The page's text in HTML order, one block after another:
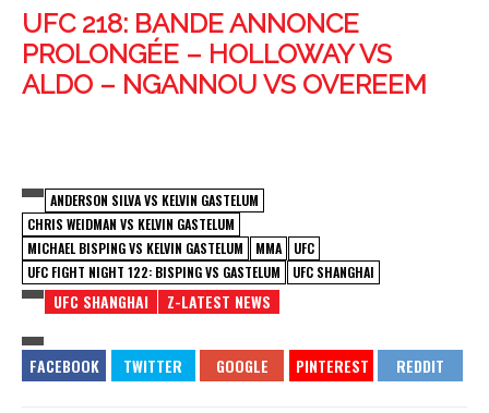
UFC 218: BANDE ANNONCE
PROLONGÉE – HOLLOWAY VS
ALDO – NGANNOU VS OVEREEM
ANDERSON SILVA VS KELVIN GASTELUM
CHRIS WEIDMAN VS KELVIN GASTELUM
MICHAEL BISPING VS KELVIN GASTELUM
MMA
UFC
UFC FIGHT NIGHT 122: BISPING VS GASTELUM
UFC SHANGHAI
UFC SHANGHAI Z-LATEST NEWS